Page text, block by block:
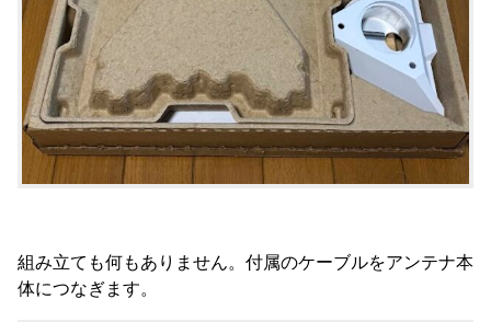
組み立ても何もありません。付属のケーブルをアンテナ本
体につなぎます。